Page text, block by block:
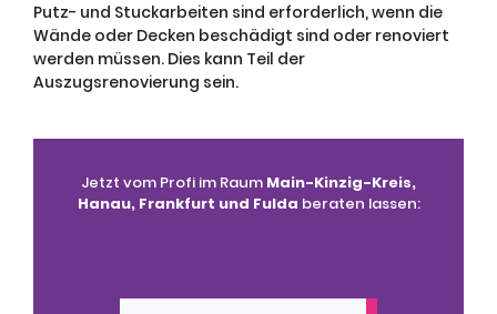
Putz- und Stuckarbeiten sind erforderlich, wenn die
Wände oder Decken beschädigt sind oder renoviert
werden müssen. Dies kann Teil der
Auszugsrenovierung sein.
Jetzt vom Profi im Raum Main-Kinzig-Kreis,
Hanau, Frankfurt und Fulda beraten lassen: